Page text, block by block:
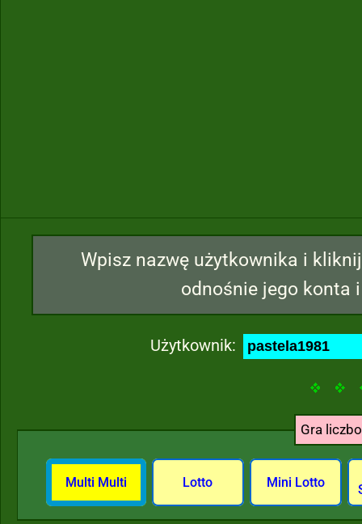
Wpisz nazwę użytkownika i
odnośnie jego konta
Użytkownik:
Gra
Multi Multi Lotto Mini Lotto